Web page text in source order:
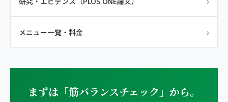
メニュー一覧・料金 ›
まずは「筋バランスチェック」から。